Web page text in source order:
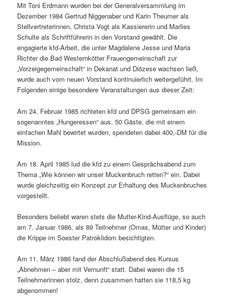
Mit Toni Erdmann wurden bei der Generalversammlung im
Dezember 1984 Gertrud Niggenaber und Karin Theumer als
Stellvertreterinnen, Christa Vogt als Kassiererin und Marlies
Schulte als Schriftführerin in den Vorstand gewählt. Die
engagierte kfd-Arbeit, die unter Magdalene Jesse und Maria
Richter die Bad Westernkötter Frauengemeinschaft zur
„Vorzeigegemeinschaft“ in Dekanat und Diözese wachsen ließ,
wurde auch vom neuen Vorstand kontinuierlich weitergeführt. Im
Folgenden einige besondere Veranstaltungen aus dieser Zeit:
Am 24. Februar 1985 richteten kfd und DPSG gemeinsam ein
sogenanntes „Hungeressen“ aus. 50 Gäste, die mit einem
einfachen Mahl bewirtet wurden, spendeten dabei 400,-DM für die
Mission.
Am 18. April 1985 lud die kfd zu einem Gesprächsabend zum
Thema „Wie können wir unser Muckenbruch retten?“ ein. Dabei
wurde gleichzeitig ein Konzept zur Erhaltung des Muckenbruches
vorgestellt.
Besonders beliebt waren stets die Mutter-Kind-Ausflüge, so auch
am 7. Januar 1986, als 89 Teilnehmer (Omas, Mütter und Kinder)
die Krippe im Soester Patroklidom besichtigten.
Am 11. März 1986 fand der Abschlußabend des Kursus
„Abnehmen – aber mit Vernunft“ statt. Dabei waren die 15
Teilnehmerinnen stolz, denn zusammen hatten sie 118,5 kg
abgenommen!